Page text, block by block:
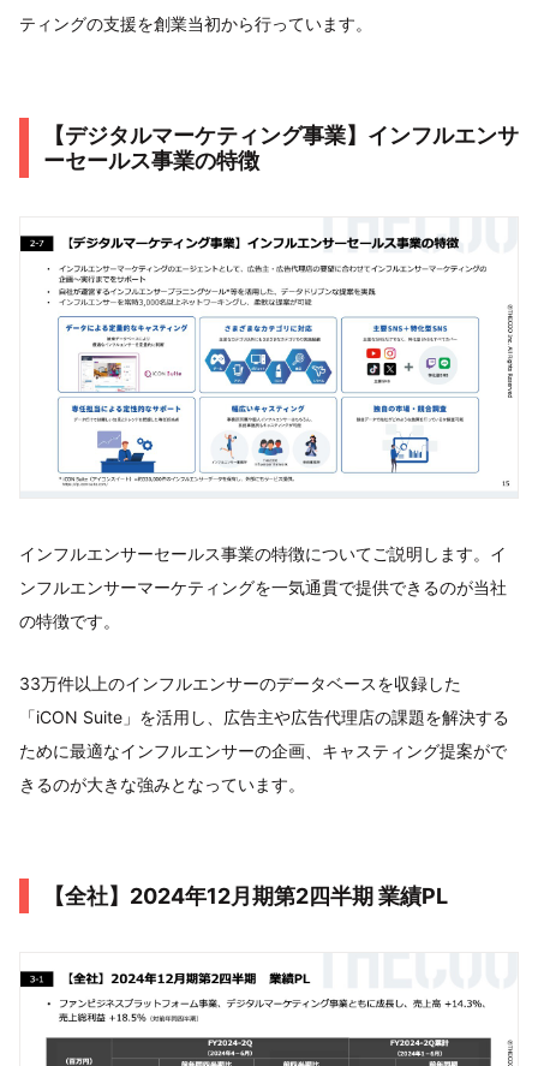
ティングの支援を創業当初から行っています。
【デジタルマーケティング事業】インフルエンサ
ーセールス事業の特徴
インフルエンサーセールス事業の特徴についてご説明します。イ
ンフルエンサーマーケティングを一気通貫で提供できるのが当社
の特徴です。
33万件以上のインフルエンサーのデータベースを収録した
「iCON Suite」を活用し、広告主や広告代理店の課題を解決する
ために最適なインフルエンサーの企画、キャスティング提案がで
きるのが大きな強みとなっています。
【全社】2024年12月期第2四半期 業績PL